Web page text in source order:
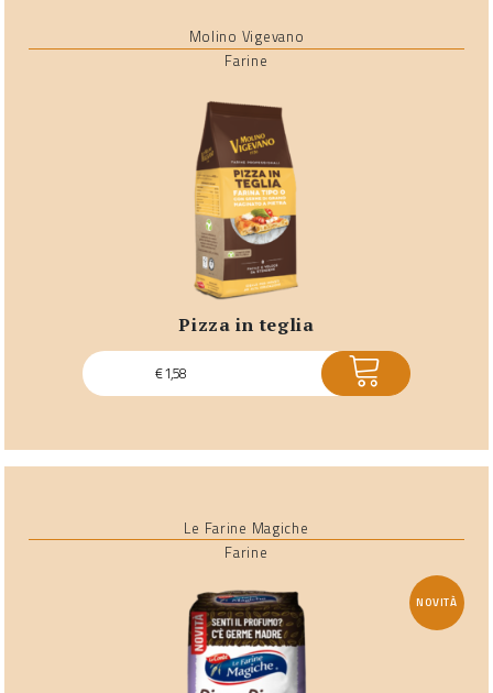
Molino Vigevano
Farine
pizza in teglia
€1,58 ACQUISTA
Le Farine Magiche
Farine
NOVITÀ